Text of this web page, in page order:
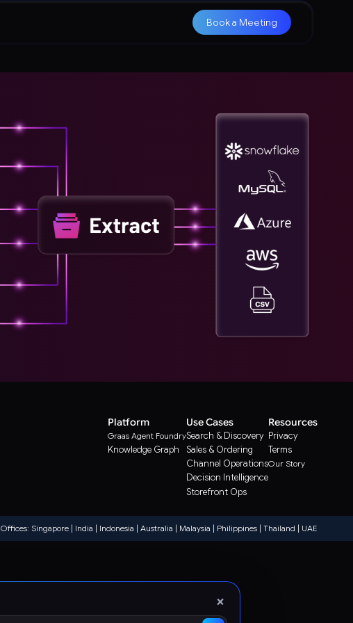
Book a Meeting
Platform
Graas Agent Foundry
Knowledge Graph
Use Cases
Search & Discovery
Sales & Ordering
Channel Operations
Decision Intelligence
Storefront Ops
Resources
Privacy
Terms
Our Story
Offices: Singapore | India | Indonesia | Australia | Malaysia | Philippines | Thailand | UAE
×